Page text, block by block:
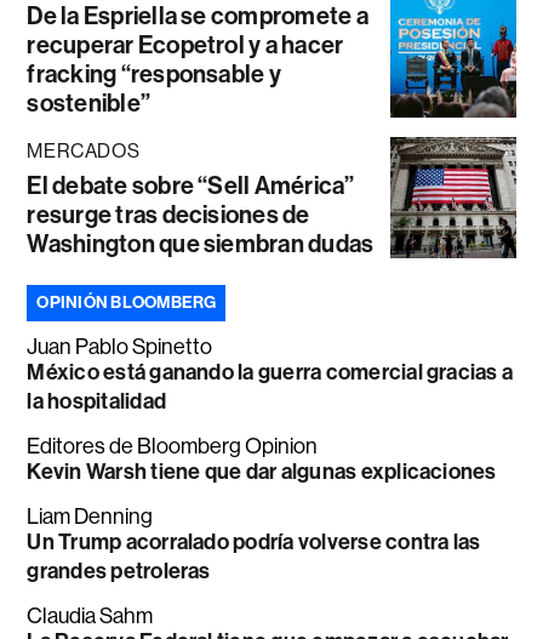
De la Espriella se compromete a
recuperar Ecopetrol y a hacer
fracking “responsable y
sostenible”
MERCADOS
El debate sobre “Sell América”
resurge tras decisiones de
Washington que siembran dudas
OPINIÓN BLOOMBERG
Juan Pablo Spinetto
México está ganando la guerra comercial gracias a
la hospitalidad
Editores de Bloomberg Opinion
Kevin Warsh tiene que dar algunas explicaciones
Liam Denning
Un Trump acorralado podría volverse contra las
grandes petroleras
Claudia Sahm